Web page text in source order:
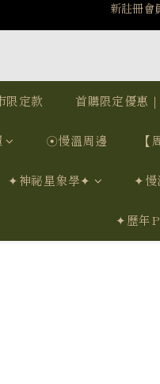
️8/6-8/12 第
️8/6-8/12 第
7/15-8/25
️8/6-8/12 第一
限定款 首購限定優惠
☉慢溫周邊 【
✦神祕星象學✦ ✦慢
✦歷年